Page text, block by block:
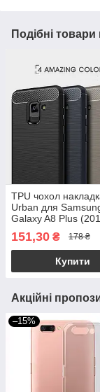
Подібні товари
TPU чохол
Urban для
Galaxy A8 Plus
151,30 ₴ 178 ₴
Купити
Акційні
–15%